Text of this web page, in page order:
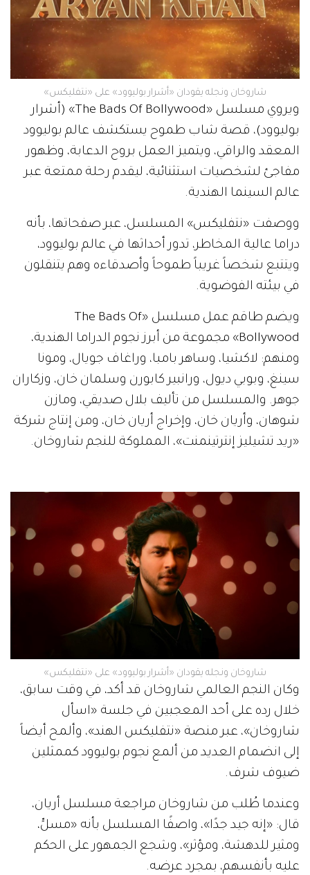
شاروخان ونجله يقودان «أشرار بوليوود» على «نتفليكس»
ويروي مسلسل «The Bads Of Bollywood» (أشرار
بوليوود)، قصة شاب طموح يستكشف عالم بوليوود
المعقد والراقي، ويتميز العمل بروح الدعابة، وظهور
مفاجئ لشخصيات استثنائية، ليقدم رحلة ممتعة عبر
عالم السينما الهندية.
ووصفت «نتفليكس» المسلسل، عبر صفحاتها، بأنه
دراما عالية المخاطر، تدور أحداثها في عالم بوليوود،
ويتتبع شخصاً غريباً طموحاً وأصدقاءه وهم يتنقلون
في بيئته الفوضوية.
ويضم طاقم عمل مسلسل «The Bads Of
Bollywood» مجموعة من أبرز نجوم الدراما الهندية،
ومنهم: لاكشيا، وساهر بامبا، وراغاف جويال، ومونا
سينغ، وبوبي ديول، ورانبير كابورن وسلمان خان، وزكاران
جوهر. والمسلسل من تأليف بلال صديقي، ومازن
شوهان، وأريان خان، وإخراج أريان خان، ومن إنتاج شركة
«ريد تشيليز إنترتينمنت»، المملوكة للنجم شاروخان.
شاروخان ونجله يقودان «أشرار بوليوود» على «نتفليكس»
وكان النجم العالمي شاروخان قد أكد، في وقت سابق،
خلال رده على أحد المعجبين في جلسة «اسأل
شاروخان»، عبر منصة «نتفليكس الهند»، وألمح أيضاً
إلى انضمام العديد من ألمع نجوم بوليوود كممثلين
ضيوف شرف.
وعندما طُلب من شاروخان مراجعة مسلسل أريان،
قال: «إنه جيد جدًا»، واصفًا المسلسل بأنه «مسلٍّ،
ومثير للدهشة، ومؤثر»، وشجع الجمهور على الحكم
عليه بأنفسهم، بمجرد عرضه.